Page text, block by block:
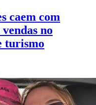
caem com
no
turismo